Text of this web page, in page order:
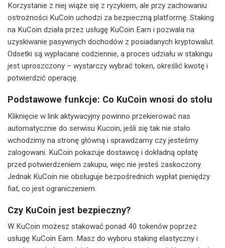
Korzystanie z niej wiąże się z ryzykiem, ale przy zachowaniu
ostrożności KuCoin uchodzi za bezpieczną platformę. Staking
na KuCoin działa przez usługę KuCoin Earn i pozwala na
uzyskiwanie pasywnych dochodów z posiadanych kryptowalut.
Odsetki są wypłacane codziennie, a proces udziału w stakingu
jest uproszczony – wystarczy wybrać token, określić kwotę i
potwierdzić operację.
Podstawowe funkcje: Co KuCoin wnosi do stołu
Kliknięcie w link aktywacyjny powinno przekierować nas
automatycznie do serwisu Kucoin, jeśli się tak nie stało
wchodzimy na stronę główną i sprawdzamy czy jesteśmy
zalogowani. KuCoin pokazuje dostawcę i dokładną opłatę
przed potwierdzeniem zakupu, więc nie jesteś zaskoczony.
Jednak KuCoin nie obsługuje bezpośrednich wypłat pieniędzy
fiat, co jest ograniczeniem.
Czy KuCoin jest bezpieczny?
W KuCoin możesz stakować ponad 40 tokenów poprzez
usługę KuCoin Earn. Masz do wyboru staking elastyczny i